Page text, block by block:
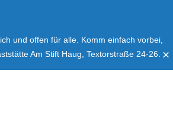
und offen für alle. Komm einfach vorbei,
Am Stift Haug, Textorstraße 24-26. ×